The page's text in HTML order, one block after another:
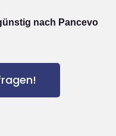
nach Pancevo